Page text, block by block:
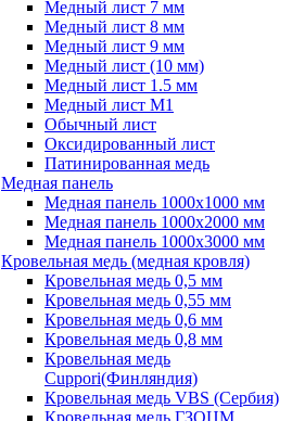
Медный лист 7 мм
Медный лист 8 мм
Медный лист 9 мм
Медный лист (10 мм)
Медный лист 1.5 мм
Медный лист М1
Обычный лист
Оксидированный лист
Патинированная медь
Медная панель
Медная панель 1000x1000 мм
Медная панель 1000x2000 мм
Медная панель 1000x3000 мм
Кровельная медь (медная кровля)
Кровельная медь 0,5 мм
Кровельная медь 0,55 мм
Кровельная медь 0,6 мм
Кровельная медь 0,8 мм
Кровельная медь
Cuppori(Финляндия)
Кровельная медь VBS (Сербия)
Кровельная медь ГЗОЦМ